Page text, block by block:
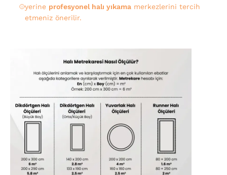
yerine profesyonel halı yıkamamerkezlerini tercih
etmeniz önerilir.